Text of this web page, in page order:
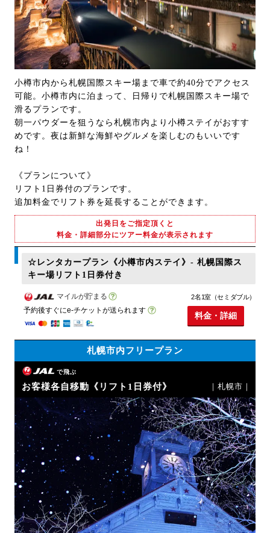
小樽市内から札幌国際スキー場まで車で約40分でアクセス
可能。小樽市内に泊まって、日帰りで札幌国際スキー場で
滑るプランです。
朝一パウダーを狙うなら札幌市内より小樽ステイがおすす
めです。夜は新鮮な海鮮やグルメを楽しむのもいいです
ね！
《プランについて》
リフト1日券付のプランです。
追加料金でリフト券を延長することができます。
出発日をご指定頂くと
料金・詳細部分にツアー料金が表示されます
☆レンタカープラン《小樽市内ステイ》- 札幌国際ス
キー場リフト1日券付き
マイルが貯まる
予約後すぐにe-チケットが送られます
2名1室（セミダブル）
料金・詳細
札幌市内フリープラン
で飛ぶ
お客様各自移動《リフト1日券付》 ｜札幌市｜